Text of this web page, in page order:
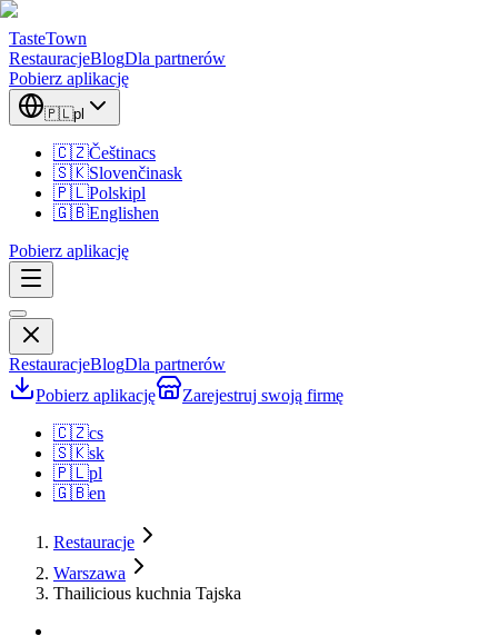
TasteTown
RestauracjeBlogDla partnerów
Pobierz aplikację
🇵🇱pl
🇨🇿Češtinacs
🇸🇰Slovenčinask
🇵🇱Polskipl
🇬🇧Englishen
Pobierz aplikację
RestauracjeBlogDla partnerów
Pobierz aplikację
Zarejestruj swoją firmę
🇨🇿cs
🇸🇰sk
🇵🇱pl
🇬🇧en
Restauracje
Warszawa
Thailicious kuchnia Tajska